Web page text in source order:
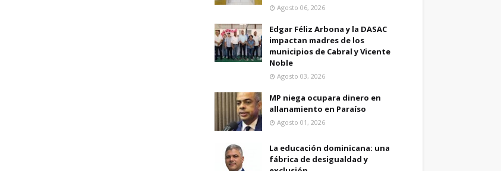
Agosto 06, 2026
Edgar Féliz Arbona y la DASAC
impactan madres de los
municipios de Cabral y Vicente
Noble
Agosto 03, 2026
MP niega ocupara dinero en
allanamiento en Paraíso
Agosto 01, 2026
La educación dominicana: una
fábrica de desigualdad y